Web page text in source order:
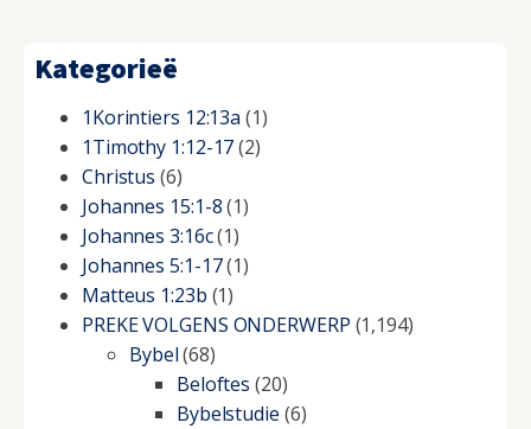
Kategorieë
1Korintiers 12:13a (1)
1Timothy 1:12-17(2)
Christus (6)
Johannes 15:1-8(1)
Johannes 3:16c(1)
Johannes 5:1-17(1)
Matteus 1:23b (1)
PREKE VOLGENS ONDERWERP (1,194)
Bybel(68)
Beloftes (20)
Bybelstudie (6)